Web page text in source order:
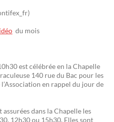
du mois
est célébrée en la Chapelle
140 rue du Bac pour les
en rappel du jour de
assurées dans la Chapelle les
12h30 ou 15h30. Elles sont